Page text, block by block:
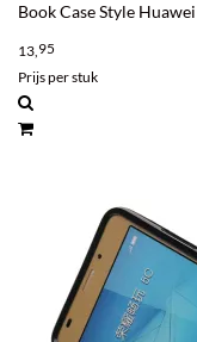
Book Case Style
13,95
Prijs per stuk